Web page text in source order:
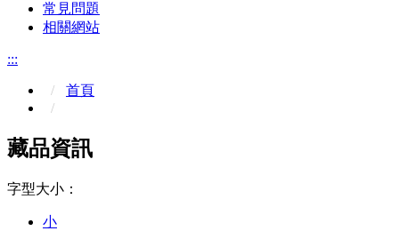
常見問題
相關網站
:::
首頁
藏品資訊
字型大小：
小